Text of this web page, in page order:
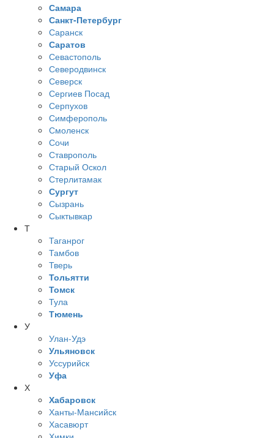
Самара
Санкт-Петербург
Саранск
Саратов
Севастополь
Северодвинск
Северск
Сергиев Посад
Серпухов
Симферополь
Смоленск
Сочи
Ставрополь
Старый Оскол
Стерлитамак
Сургут
Сызрань
Сыктывкар
Т
Таганрог
Тамбов
Тверь
Тольятти
Томск
Тула
Тюмень
У
Улан-Удэ
Ульяновск
Уссурийск
Уфа
Х
Хабаровск
Ханты-Мансийск
Хасавюрт